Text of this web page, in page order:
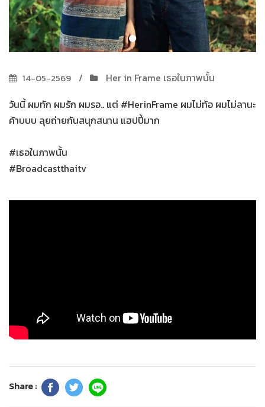
14-05-2569
Her in Frame เธอในภาพนั้น
วันนี้ ผมทัก ผมรัก ผมรอ.. แต่ #HerinFrame ผมไม่ท้อ ผมไม่ลานะ
ค้าบบบ ลุยถ่ายกันสนุกสนาน แฮปปี้มาก
#เธอในภาพนั้น
#Broadcastthaitv
Share :